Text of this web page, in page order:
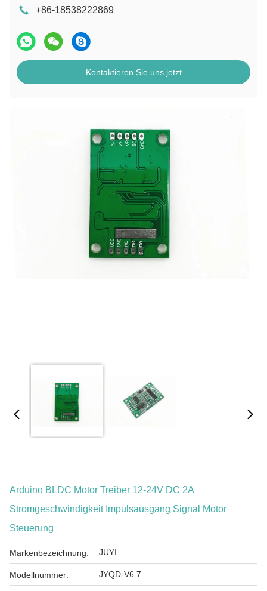
+86-18538222869
Kontaktieren Sie uns jetzt
Arduino BLDC Motor Treiber 12-24V DC 2A
Stromgeschwindigkeit Impulsausgang Signal Motor
Steuerung
Markenbezeichnung: JUYI
Modellnummer: JYQD-V6.7